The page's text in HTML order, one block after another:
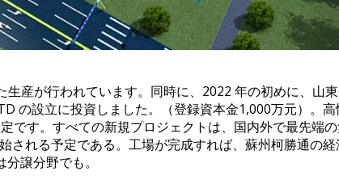
産が行われています。同時に、2022 年の初めに、山
設立に投資しました。（登録資本金1,000万元）。
です。すべての新規プロジェクトは、国内外で最先端
される予定である。工場が完成すれば、蘇州柯勝通の
譲分野でも。